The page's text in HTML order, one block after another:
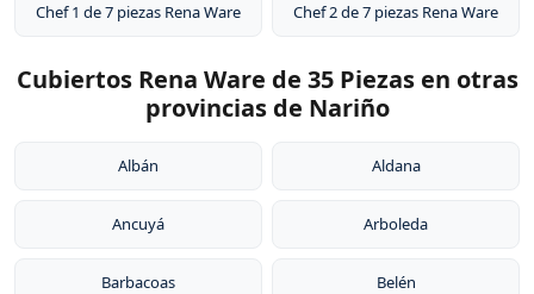
Chef 1 de 7 piezas Rena Ware Chef 2 de 7 piezas Rena Ware
Cubiertos Rena Ware de 35 Piezas en otras
provincias de Nariño
Albán Aldana
Ancuyá Arboleda
Barbacoas Belén